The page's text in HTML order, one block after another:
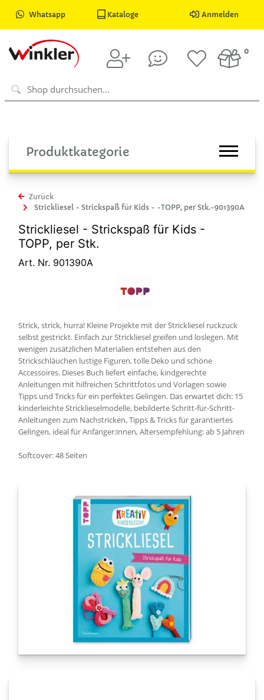
Whatsapp Kataloge Anmelden
0
Produktkategorie
Zurück
Strickliesel - Strickspaß für Kids - -TOPP, per Stk.-901390A
Strickliesel - Strickspaß für Kids -
TOPP, per Stk.
Art. Nr. 901390A
Strick, strick, hurra! Kleine Projekte mit der Strickliesel ruckzuck
selbst gestrickt. Einfach zur Strickliesel greifen und loslegen. Mit
wenigen zusätzlichen Materialien entstehen aus den
Strickschläuchen lustige Figuren, tolle Deko und schöne
Accessoires. Dieses Buch liefert einfache, kindgerechte
Anleitungen mit hilfreichen Schrittfotos und Vorlagen sowie
Tipps und Tricks für ein perfektes Gelingen. Das erwartet dich: 15
kinderleichte Stricklieselmodelle, bebilderte Schritt-für-Schritt-
Anleitungen zum Nachstricken, Tipps & Tricks für garantiertes
Gelingen, ideal für Anfänger:innen, Altersempfehlung: ab 5 Jahren